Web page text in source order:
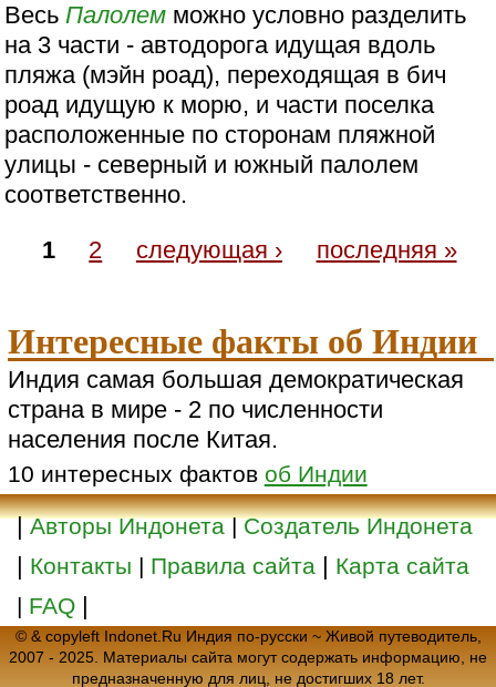
ВесьПалолем можно условно разделить
на 3 части - автодорога идущая вдоль
пляжа (мэйн роад), переходящая в бич
роад идущую к морю, и части поселка
расположенные по сторонам пляжной
улицы - северный и южный палолем
соответственно.
1
2 следующая › последняя »
Интересные факты об Индии
Индия самая большая демократическая
страна в мире - 2 по численности
населения после Китая.
10 интересных фактов об Индии
|Авторы Индонета|Создатель Индонета
| Контакты | Правила сайта | Карта сайта
| FAQ |
© & copyleft Indonet.Ru Индия по-русски ~ Живой путеводитель,
2007 - 2025. Материалы сайта могут содержать информацию, не
предназначенную для лиц, не достигших 18 лет.